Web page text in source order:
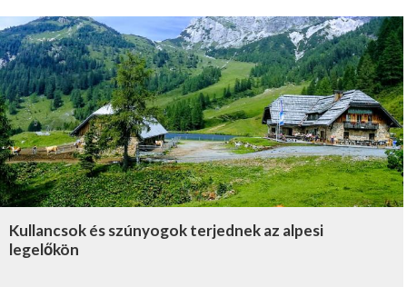
Kullancsok és szúnyogok terjednek az alpesi
legelőkön